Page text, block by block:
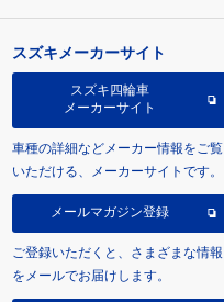
スズキメーカーサイト
スズキ四輪車
メーカーサイト
車種の詳細などメーカー情報をご覧
いただける、メーカーサイトです。
メールマガジン登録
ご登録いただくと、さまざまな情報
をメールでお届けします。